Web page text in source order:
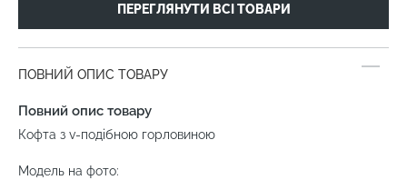
ПЕРЕГЛЯНУТИ ВСІ ТОВАРИ
ПОВНИЙ ОПИС ТОВАРУ
Повний опис товару
Кофта з v-подібною горловиною
Модель на фото: